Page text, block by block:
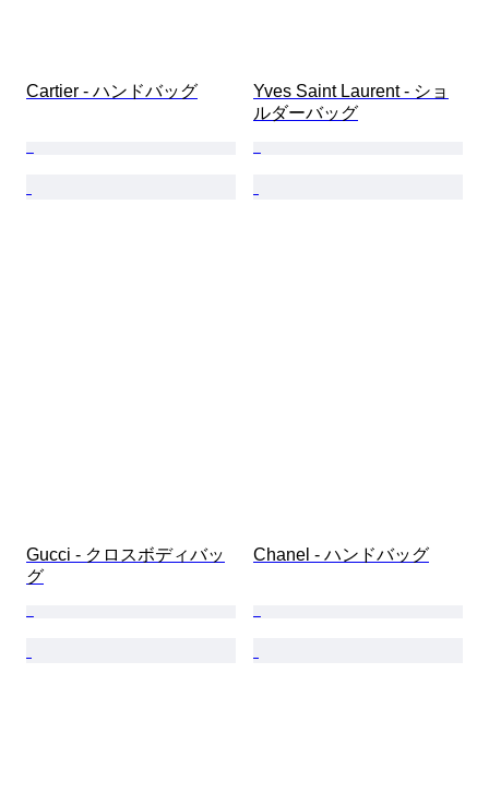
Cartier - ハンドバッグ
Yves Saint Laurent - ショ
ルダーバッグ
Gucci - クロスボディバッ
グ
Chanel - ハンドバッグ